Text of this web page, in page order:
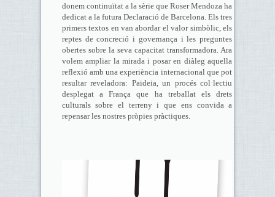
donem continuïtat a la sèrie que Roser Mendoza ha
dedicat a la futura Declaració de Barcelona. Els tres
primers textos en van abordar el valor simbòlic, els
reptes de concreció i governança i les preguntes
obertes sobre la seva capacitat transformadora. Ara
volem ampliar la mirada i posar en diàleg aquella
reflexió amb una experiència internacional que pot
resultar reveladora: Paideia, un procés col·lectiu
desplegat a França que ha treballat els drets
culturals sobre el terreny i que ens convida a
repensar les nostres pròpies pràctiques.